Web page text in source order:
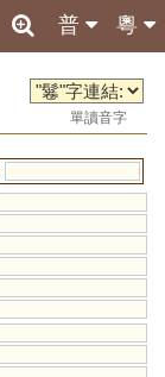
粵
普
單讀音字